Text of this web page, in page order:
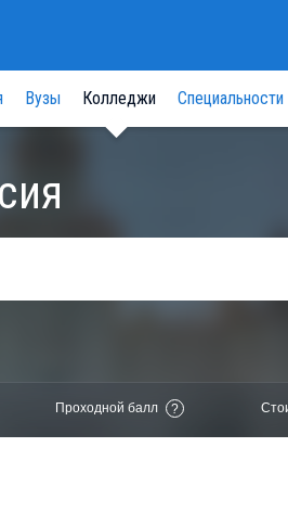
Вузы Колледжи Специальности
Проходной балл ?